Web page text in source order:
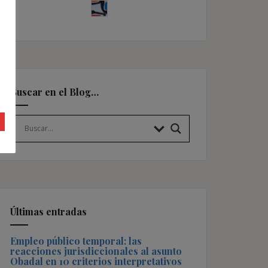
Buscar en el Blog…
Últimas entradas
Empleo público temporal: las
reacciones jurisdiccionales al asunto
Obadal en 10 criterios interpretativos